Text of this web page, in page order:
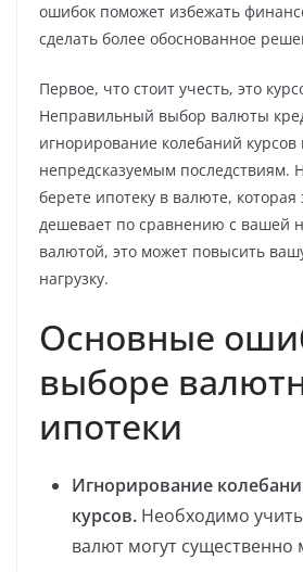
ошибок поможет избежать
сделать более обоснованное
Первое, что стоит учесть, это
Неправильный выбор валюты
игнорирование колебаний
непредсказуемым последствиям.
берете ипотеку в валюте,
дешевает по сравнению с вашей
валютой, это может повысить
нагрузку.
Основные
выборе
ипотеки
Игнорирование
курсов. Необходимо
валют могут существенно